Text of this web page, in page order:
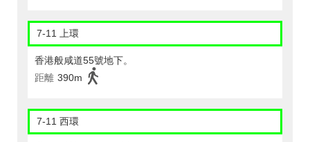
7-11 上環
香港般咸道55號地下。
距離 390m
7-11 西環